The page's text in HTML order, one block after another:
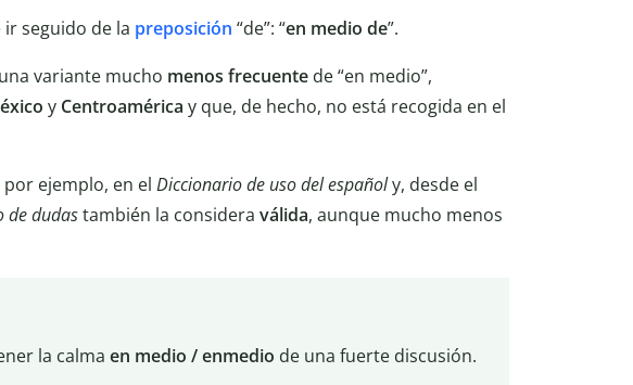
ir seguido de la preposición “de”: “en medio de”.
variante mucho menos frecuente de “en medio”,
y Centroamérica y que, de hecho, no está recogida en el
ejemplo, en el Diccionario de uso del españoly, desde el
de dudastambién la considera válida, aunque mucho menos
la calma en medio / enmedio de una fuerte discusión.